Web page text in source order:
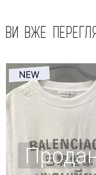
ВИ ВЖЕ